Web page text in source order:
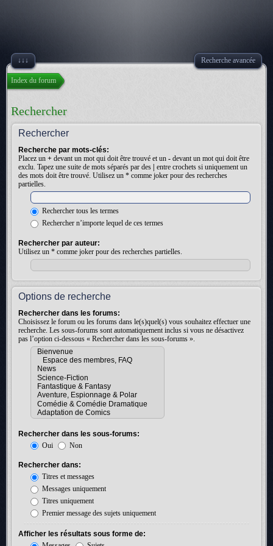
↓↓↓ Recherche avancée
Index du forum
Rechercher
Rechercher
Recherche par mots-clés:
Placez un + devant un mot qui doit être trouvé et un - devant un mot qui doit être
exclu. Tapez une suite de mots séparés par des
entre crochets si uniquement un
des mots doit être trouvé. Utilisez un * comme joker pour des recherches
partielles.
Rechercher tous les termes
Rechercher n’importe lequel de ces termes
Rechercher par auteur:
Utilisez un * comme joker pour des recherches partielles.
Options de recherche
Rechercher dans les forums:
Choisissez le forum ou les forums dans le(s)quel(s) vous souhaitez effectuer une
recherche. Les sous-forums sont automatiquement inclus si vous ne désactivez
pas l’option ci-dessous « Rechercher dans les sous-forums ».
Rechercher dans les sous-forums:
Oui
Non
Rechercher dans:
Titres et messages
Messages uniquement
Titres uniquement
Premier message des sujets uniquement
Afficher les résultats sous forme de: